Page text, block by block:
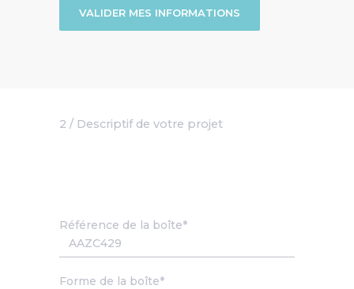
VALIDER MES INFORMATIONS
2 / Descriptif de votre projet
Référence de la boîte
Forme de la boîte